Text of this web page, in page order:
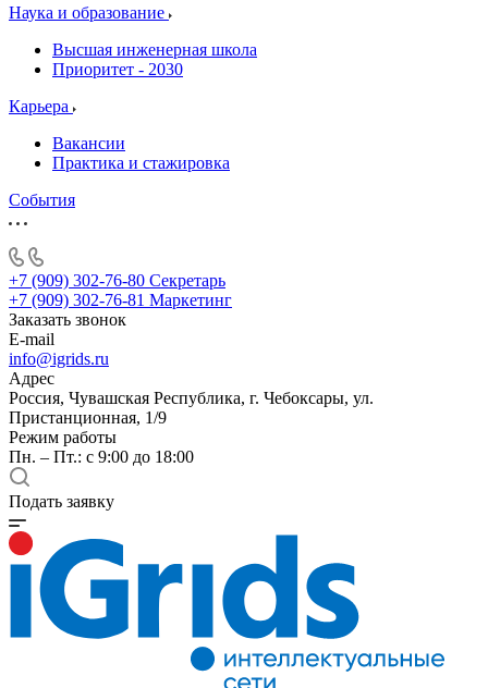
Наука и образование
Высшая инженерная школа
Приоритет - 2030
Карьера
Вакансии
Практика и стажировка
События
+7 (909) 302-76-80 Секретарь
+7 (909) 302-76-81 Маркетинг
Заказать звонок
E-mail
info@igrids.ru
Адрес
Россия, Чувашская Республика, г. Чебоксары, ул.
Пристанционная, 1/9
Режим работы
Пн. – Пт.: с 9:00 до 18:00
Подать заявку